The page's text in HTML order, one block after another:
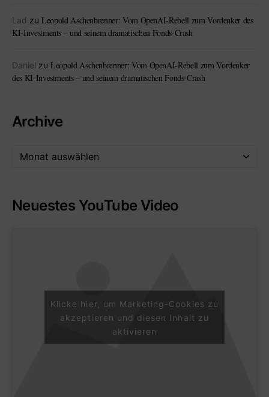
Lad zu Leopold Aschenbrenner: Vom OpenAI-Rebell zum Vordenker des
KI-Investments – und seinem dramatischen Fonds-Crash
Daniel zu Leopold Aschenbrenner: Vom OpenAI-Rebell zum Vordenker
des KI-Investments – und seinem dramatischen Fonds-Crash
Archive
Neuestes YouTube Video
Klicke hier, um Marketing-Cookies zu
akzeptieren und diesen Inhalt zu
aktivieren